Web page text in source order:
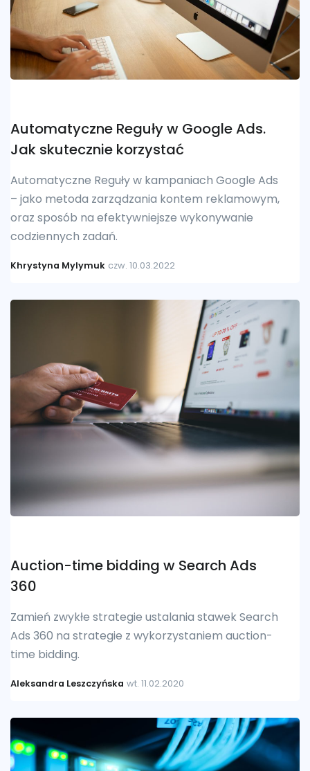
Automatyczne Reguły w Google Ads.
Jak skutecznie korzystać
Automatyczne Reguły w kampaniach Google Ads
– jako metoda zarządzania kontem reklamowym,
oraz sposób na efektywniejsze wykonywanie
codziennych zadań.
Khrystyna Mylymuk czw. 10.03.2022
Auction-time bidding w Search Ads
360
Zamień zwykłe strategie ustalania stawek Search
Ads 360 na strategie z wykorzystaniem auction-
time bidding.
Aleksandra Leszczyńska wt. 11.02.2020